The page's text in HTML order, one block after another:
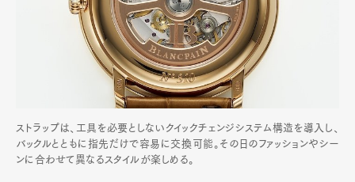
ストラップは、工具を必要としないクイックチェンジシステム構造を導入し、
バックルとともに指先だけで容易に交換可能。その日のファッションやシー
ンに合わせて異なるスタイルが楽しめる。